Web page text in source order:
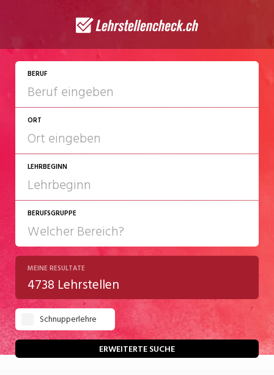
BERUF
ORT
LEHRBEGINN
2027
2028
BERUFSGRUPPE
Chemie/Pharma
Gastgewerbe
Gesundheit/Pflege/Soziales
Handwerk/Technik
MEINE RESULTATE
4738 Lehrstellen
Schnupperlehre
ERWEITERTE SUCHE